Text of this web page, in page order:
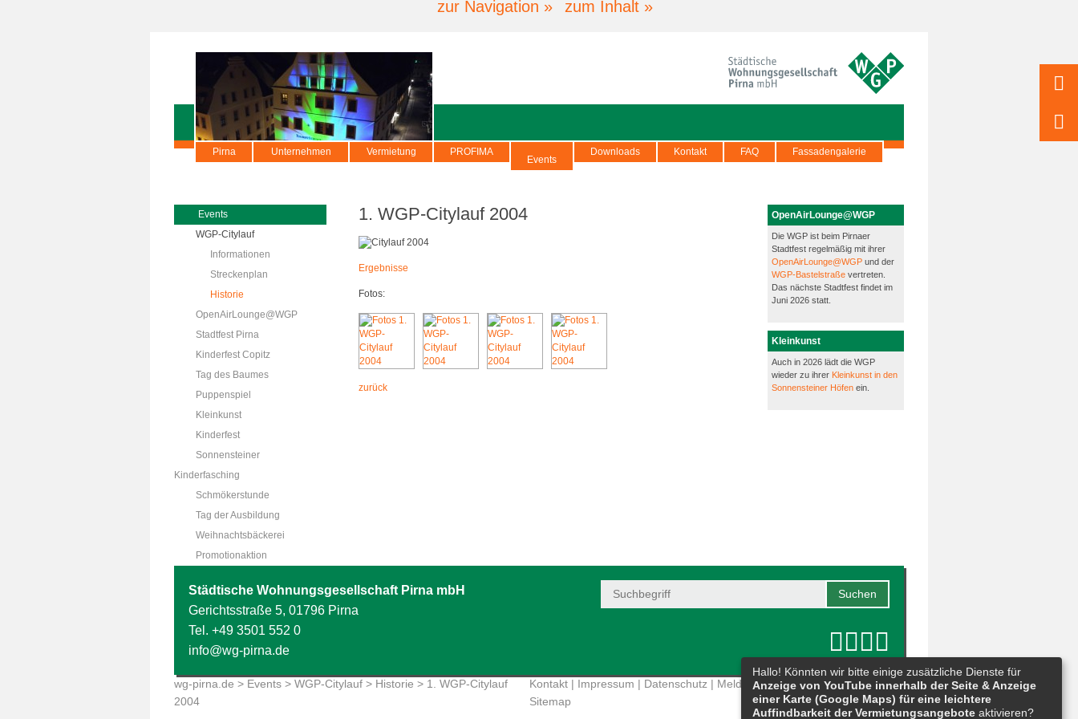
zur Navigation » zum Inhalt »
Pirna Unternehmen Vermietung PROFIMA
Events
Downloads Kontakt FAQ Fassadengalerie
Events
WGP-Citylauf
Informationen
Streckenplan
Historie
OpenAirLounge@WGP
Stadtfest Pirna
Kinderfest Copitz
Tag des Baumes
Puppenspiel
Kleinkunst
Kinderfest
Sonnensteiner
Kinderfasching
Schmökerstunde
Tag der Ausbildung
Weihnachtsbäckerei
Promotionaktion
1. WGP-Citylauf 2004
Ergebnisse
Fotos:
zurück
OpenAirLounge@WGP
Die WGP ist beim Pirnaer
Stadtfest regelmäßig mit ihrer
OpenAirLounge@WGP und der
WGP-Bastelstraße vertreten.
Das nächste Stadtfest findet im
Juni 2026 statt.
Kleinkunst
Auch in 2026 lädt die WGP
wieder zu ihrer Kleinkunst in den
Sonnensteiner Höfen ein.
Städtische Wohnungsgesellschaft Pirna mbH
Gerichtsstraße 5, 01796 Pirna
Tel. +49 3501 552 0
info@wg-pirna.de
wg-pirna.de > Events > WGP-Citylauf > Historie > 1. WGP-Citylauf
2004
Kontakt | Impressum | Datenschutz | Meldestelle|Barrierefreiheit|
Sitemap
Hallo! Könnten wir bitte einige zusätzliche Dienste für
Anzeige von YouTube innerhalb der Seite & Anzeige
einer Karte (Google Maps) für eine leichtere
Auffindbarkeit der Vermietungsangebote aktivieren?